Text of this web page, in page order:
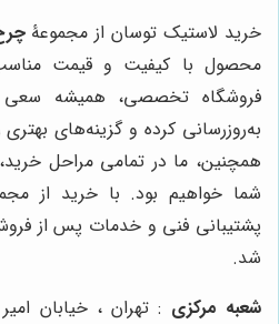
خرید لاستیک توسان از مجموعۀ
محصول با کیفیت و قیمت
فروشگاه تخصصی، همیشه سعی
به‌روزرسانی کرده و گزینه‌های
همچنین، ما در تمامی مراحل
شما خواهیم بود. با خرید از
پشتیبانی فنی و خدمات پس از
شد.
شعبه مرکزی : تهران ، خیابان